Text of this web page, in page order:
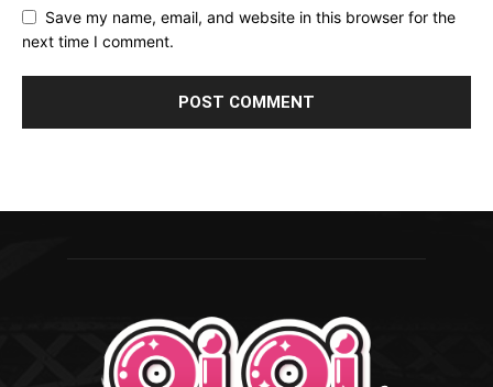
Save my name, email, and website in this browser for the
next time I comment.